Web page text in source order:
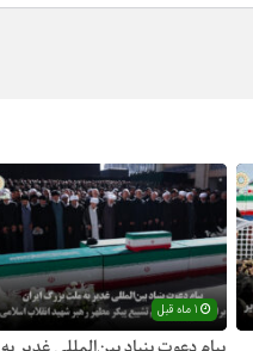
1 ماه قبل